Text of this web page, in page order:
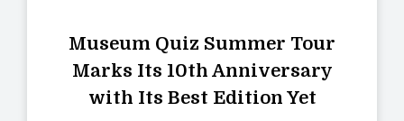
Museum Quiz Summer Tour
Marks Its 10th Anniversary
with Its Best Edition Yet